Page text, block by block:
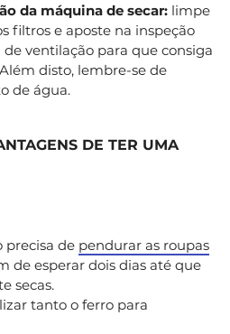
da máquina de secar: limpe
filtros e aposte na inspeção
ventilação para que consiga
disto, lembre-se de
de água.
DE TER UMA
precisa de pendurar as roupas
de esperar dois dias até que
secas.
tanto o ferro para